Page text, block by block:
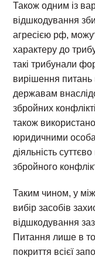
Також одним із
відшкодування
агресією рф,
характеру до
такі трибунали
вирішення питань
державам
збройних
також
юридичними
діяльність
збройного
Таким чином, у
вибір засобів
відшкодування
Питання лише в
покриття всієї